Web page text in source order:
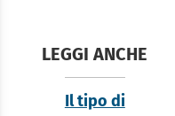
LEGGI ANCHE
Il tipo di